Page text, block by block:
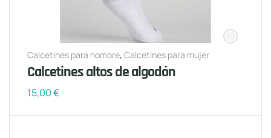
Calcetines para hombre, Calcetines para mujer
Calcetines altos de algodón
15,00€